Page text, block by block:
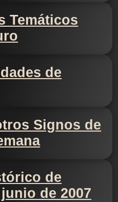
Temáticos
de
Signos de
de
de 2007